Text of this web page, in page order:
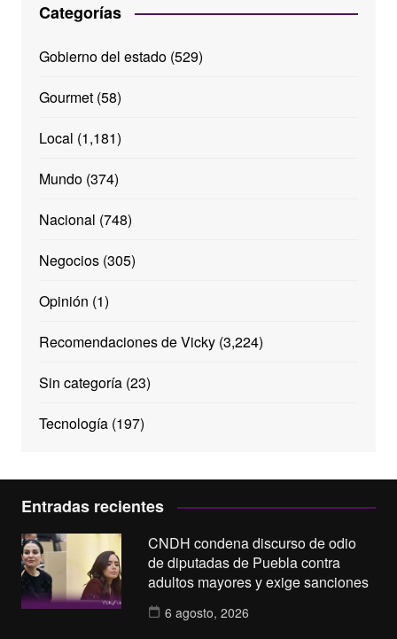
Categorías
Gobierno del estado(529)
Gourmet(58)
Local (1,181)
Mundo(374)
Nacional (748)
Negocios(305)
Opinión (1)
Recomendaciones de Vicky(3,224)
Sin categoría(23)
Tecnología(197)
Entradas recientes
CNDH condena discurso de odio
de diputadas de Puebla contra
adultos mayores y exige sanciones
6 agosto, 2026